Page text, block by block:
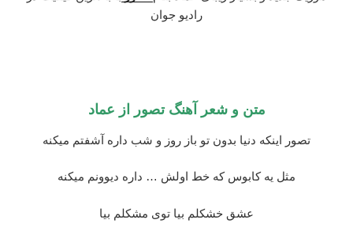
رادیو جوان
متن و شعر آهنگ تصور از عماد
تصور اینکه دنیا بدون تو باز روز و شب داره آشفتم میکنه
مثل یه کابوس که خط اولش … داره دیوونم میکنه
عشق خشکلم بیا توی مشکلم بیا